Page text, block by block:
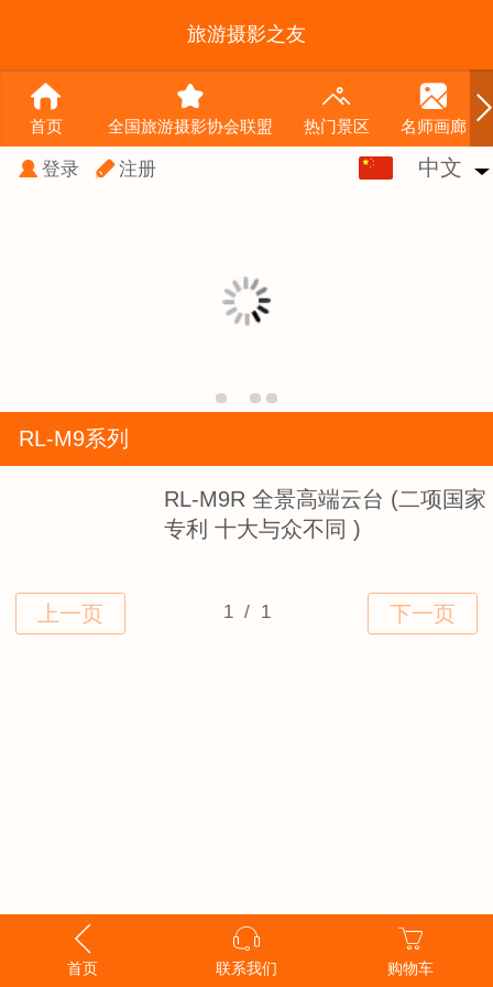
旅游摄影之友
首页 全国旅游摄影协会联盟 热门景区 名师画廊
登录 注册 中文
中文
RL-M9系列
RL-M9R 全景高端云台 (二项国家
专利 十大与众不同 )
首页 联系我们 购物车